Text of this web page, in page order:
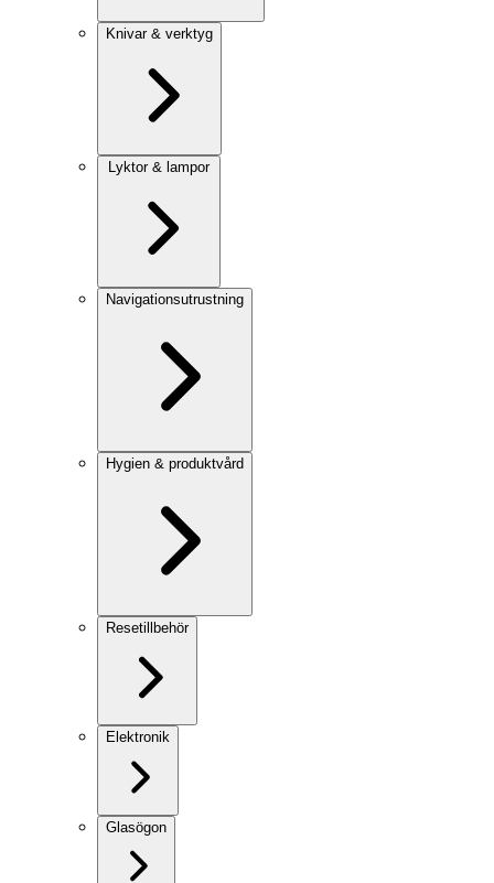
Knivar & verktyg
Lyktor & lampor
Navigationsutrustning
Hygien & produktvård
Resetillbehör
Elektronik
Glasögon